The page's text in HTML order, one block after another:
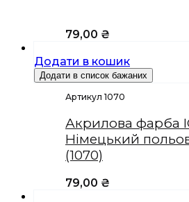
79,00 ₴
Додати в кошик
Додати в список бажаних
Артикул 1070
Акрилова фарба
Німецький
(1070)
79,00 ₴